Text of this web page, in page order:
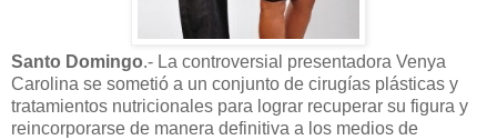
Santo Domingo.- La controversial presentadora Venya
Carolina se sometió a un conjunto de cirugías plásticas y
tratamientos nutricionales para lograr recuperar su figura y
reincorporarse de manera definitiva a los medios de